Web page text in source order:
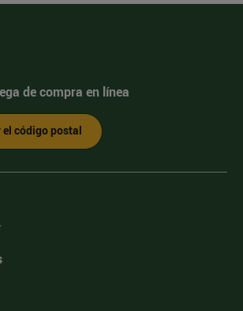
de compra en línea
el código postal